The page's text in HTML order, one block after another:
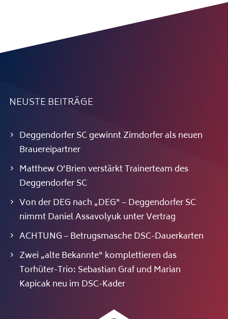
NEUSTE BEITRÄGE
Deggendorfer SC gewinnt Zirndorfer als neuen
Brauereipartner
Matthew O’Brien verstärkt Trainerteam des
Deggendorfer SC
Von der DEG nach „DEG“ – Deggendorfer SC
nimmt Daniel Assavolyuk unter Vertrag
ACHTUNG – Betrugsmasche DSC-Dauerkarten
Zwei „alte Bekannte“ komplettieren das
Torhüter-Trio: Sebastian Graf und Marian
Kapicak neu im DSC-Kader